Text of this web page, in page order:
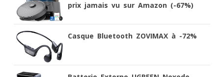
prix jamais vu sur Amazon (-67%)
Casque Bluetooth ZOVIMAX à -72%